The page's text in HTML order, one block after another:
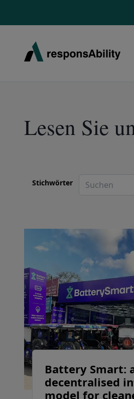
Lesen Sie
Stichwörter
Battery Smart:
decentralised
model for